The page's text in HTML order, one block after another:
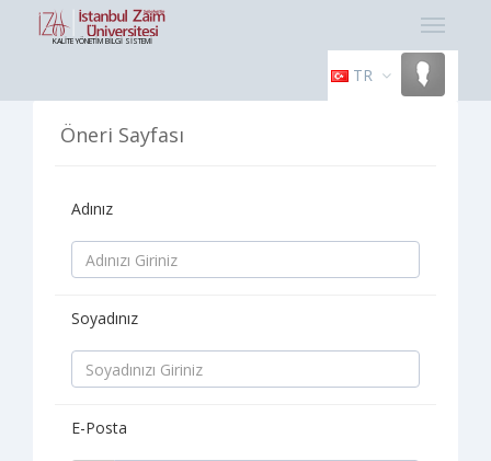
KALİTE YÖNETİM BİLGİ SİSTEMİ
TR
Öneri Sayfası
Adınız
Soyadınız
E-Posta